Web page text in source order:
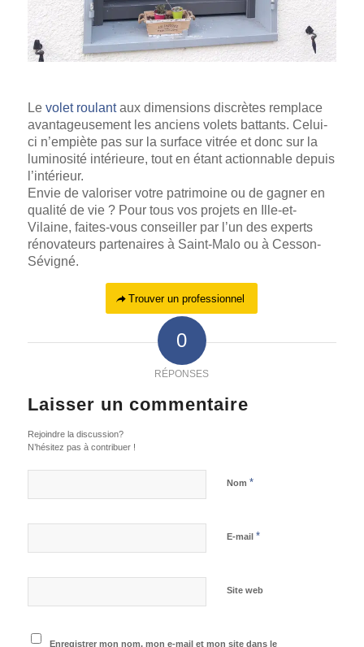
Le volet roulantaux dimensions discrètes remplace
avantageusement les anciens volets battants. Celui-
ci n’empiète pas sur la surface vitrée et donc sur la
luminosité intérieure, tout en étant actionnable depuis
l’intérieur.
Envie de valoriser votre patrimoine ou de gagner en
qualité de vie ? Pour tous vos projets en Ille-et-
Vilaine, faites-vous conseiller par l’un des experts
rénovateurs partenaires à Saint-Malo ou à Cesson-
Sévigné.
Trouver un professionnel
0
RÉPONSES
Laisser un commentaire
Rejoindre la discussion?
N’hésitez pas à contribuer !
Nom *
E-mail *
Site web
Enregistrer mon nom, mon e-mail et mon site dans le